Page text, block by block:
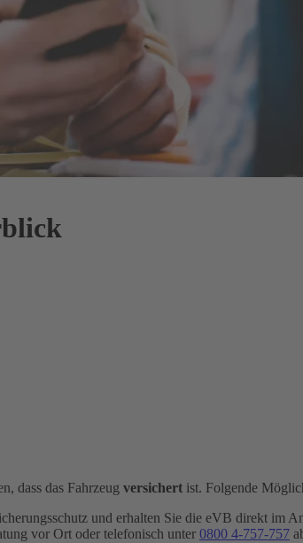
dass das Fahrzeug versichert ist. Folgende
und erhalten Sie die eVB direkt im
vor Ort oder telefonisch unter 0800 4-​757-757